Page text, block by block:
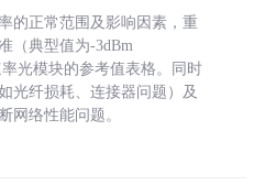
的正常范围及影响因素，重
（典型值为-3dBm
光模块的参考值表格。同时
光纤损耗、连接器问题）及
网络性能问题。